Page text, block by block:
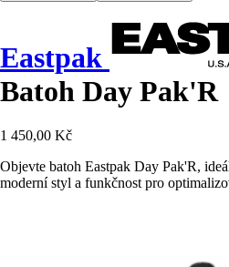
Eastpak
Batoh Day Pak'R
1 450,00 Kč
Objevte batoh Eastpak Day Pak'R,
moderní styl a funkčnost pro